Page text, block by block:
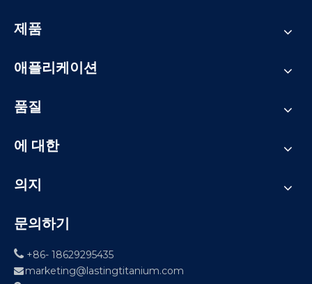
제품
애플리케이션
품질
에 대한
의지
문의하기
 +86- 18629295435
 marketing@lastingtitanium.com